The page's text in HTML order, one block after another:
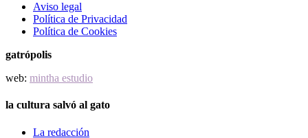
Aviso legal
Política de Privacidad
Política de Cookies
gatrópolis
web: mintha estudio
la cultura salvó al gato
La redacción